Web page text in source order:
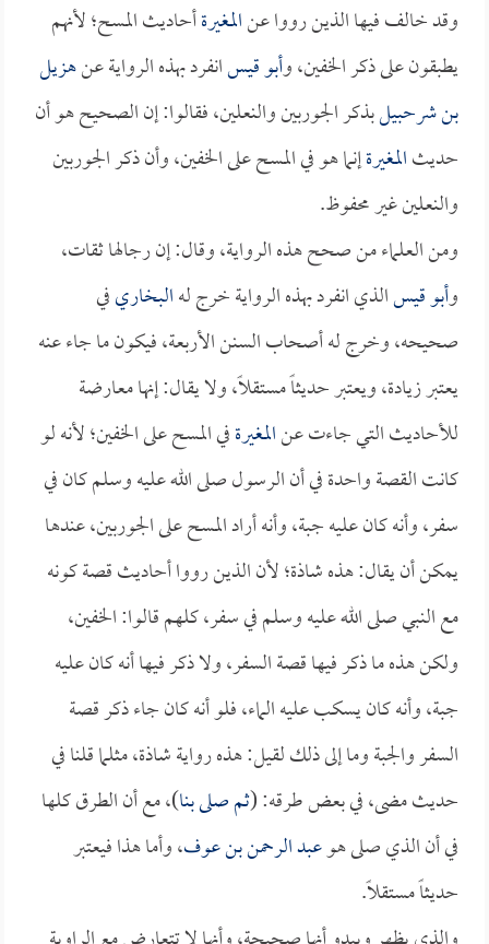
وقد خالف فيها الذين رووا عنالمغيرةأحاديث المسح؛ لأنهم
يطبقون على ذكر الخفين، وأبو قيسانفرد بهذه الرواية عنهزيل
بن شرحبيلبذكر الجوربين والنعلين، فقالوا: إن الصحيح هو أن
حديثالمغيرةإنما هو في المسح على الخفين، وأن ذكر الجوربين
والنعلين غير محفوظ.
ومن العلماء من صحح هذه الرواية، وقال: إن رجالها ثقات،
وأبو قيسالذي انفرد بهذه الرواية خرج لهالبخاريفي
صحيحه، وخرج له أصحاب السنن الأربعة، فيكون ما جاء عنه
يعتبر زيادة، ويعتبر حديثاً مستقلاً، ولا يقال: إنها معارضة
للأحاديث التي جاءت عنالمغيرةفي المسح على الخفين؛ لأنه لو
كانت القصة واحدة في أن الرسول صلى الله عليه وسلم كان في
سفر، وأنه كان عليه جبة، وأنه أراد المسح على الجوربين، عندها
يمكن أن يقال: هذه شاذة؛ لأن الذين رووا أحاديث قصة كونه
مع النبي صلى الله عليه وسلم في سفر، كلهم قالوا: الخفين،
ولكن هذه ما ذكر فيها قصة السفر، ولا ذكر فيها أنه كان عليه
جبة، وأنه كان يسكب عليه الماء، فلو أنه كان جاء ذكر قصة
السفر والجبة وما إلى ذلك لقيل: هذه رواية شاذة، مثلما قلنا في
حديث مضى، في بعض طرقه: (ثم صلى بنا)، مع أن الطرق كلها
في أن الذي صلى هوعبد الرحمن بن عوف، وأما هذا فيعتبر
حديثاً مستقلاً.